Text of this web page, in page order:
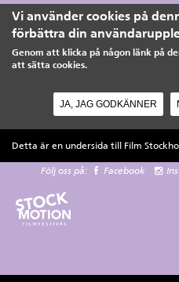
Vi använder cookies på
förbättra din
Genom att klicka på någon länk på
att sätta cookies.
JA, JAG GODKÄNNER
Detta är en undersida till Film
Följ oss på: Facebook